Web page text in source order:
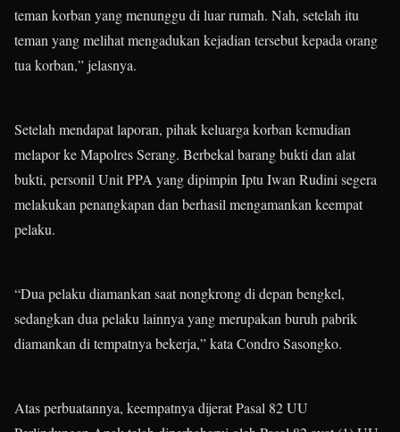
teman korban yang menunggu di luar rumah. Nah, setelah itu
teman yang melihat mengadukan kejadian tersebut kepada orang
tua korban,” jelasnya.
Setelah mendapat laporan, pihak keluarga korban kemudian
melapor ke Mapolres Serang. Berbekal barang bukti dan alat
bukti, personil Unit PPA yang dipimpin Iptu Iwan Rudini segera
melakukan penangkapan dan berhasil mengamankan keempat
pelaku.
“Dua pelaku diamankan saat nongkrong di depan bengkel,
sedangkan dua pelaku lainnya yang merupakan buruh pabrik
diamankan di tempatnya bekerja,” kata Condro Sasongko.
Atas perbuatannya, keempatnya dijerat Pasal 82 UU